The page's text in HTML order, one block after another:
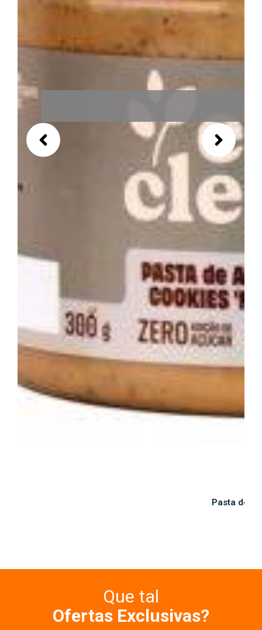
Pasta de
Que tal
Ofertas Exclusivas?